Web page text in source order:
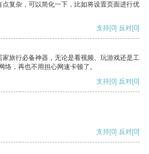
复杂，可以简化一下，比如将设置页面进行优
支持[0] 反对[0]
旅行必备神器，无论是看视频、玩游戏还是工
络，再也不用担心网速卡顿了。
支持[0] 反对[0]
支持[0] 反对[0]